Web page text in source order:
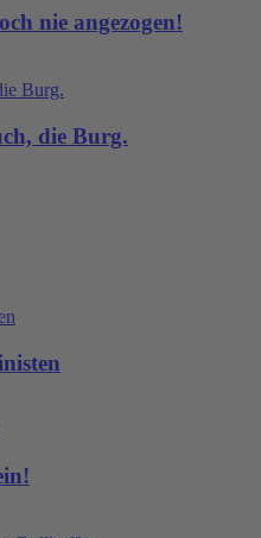
nie angezogen!
die Burg.